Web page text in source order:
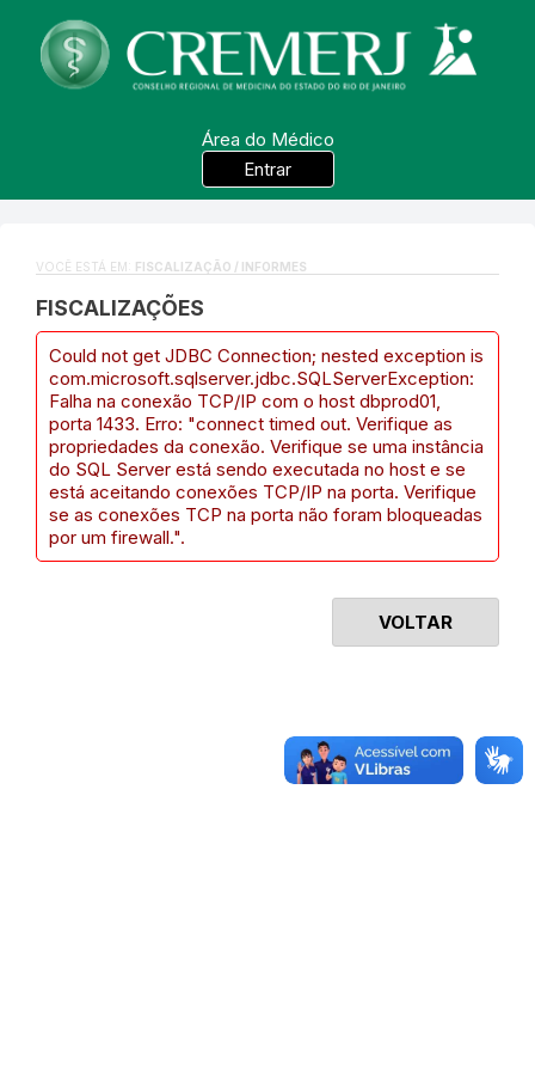
Área do Médico
Entrar
VOCÊ ESTÁ EM: FISCALIZAÇÃO / INFORMES
FISCALIZAÇÕES
Could not get JDBC Connection; nested exception is
com.microsoft.sqlserver.jdbc.SQLServerException:
Falha na conexão TCP/IP com o host dbprod01,
porta 1433. Erro: "connect timed out. Verifique as
propriedades da conexão. Verifique se uma instância
do SQL Server está sendo executada no host e se
está aceitando conexões TCP/IP na porta. Verifique
se as conexões TCP na porta não foram bloqueadas
por um firewall.".
VOLTAR